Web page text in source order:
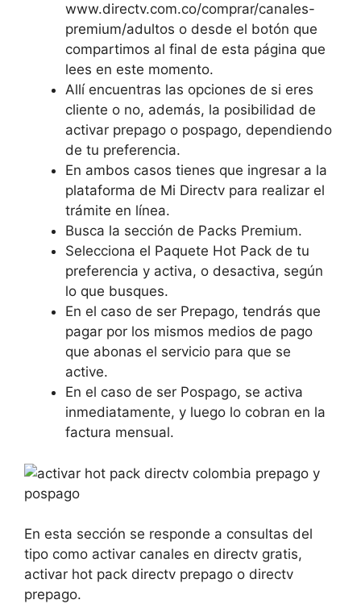
www.directv.com.co/comprar/canales-
premium/adultos o desde el botón que
compartimos al final de esta página que
lees en este momento.
Allí encuentras las opciones de si eres
cliente o no, además, la posibilidad de
activar prepago o pospago, dependiendo
de tu preferencia.
En ambos casos tienes que ingresar a la
plataforma de Mi Directv para realizar el
trámite en línea.
Busca la sección de Packs Premium.
Selecciona el Paquete Hot Pack de tu
preferencia y activa, o desactiva, según
lo que busques.
En el caso de ser Prepago, tendrás que
pagar por los mismos medios de pago
que abonas el servicio para que se
active.
En el caso de ser Pospago, se activa
inmediatamente, y luego lo cobran en la
factura mensual.
En esta sección se responde a consultas del
tipo como activar canales en directv gratis,
activar hot pack directv prepago o directv
prepago.